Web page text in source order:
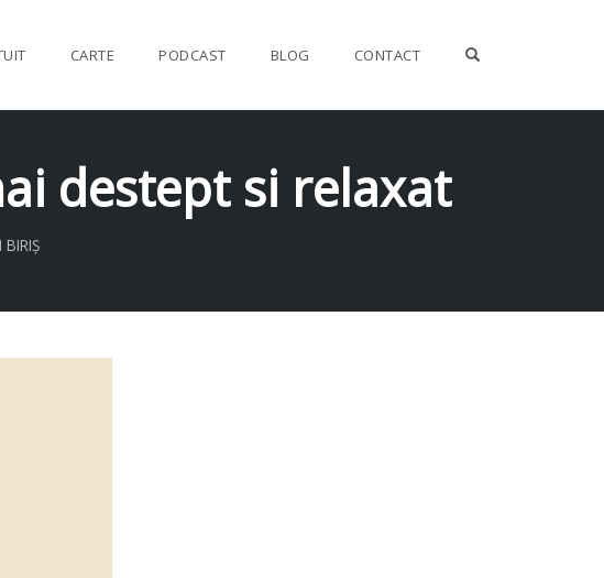
CARTE PODCAST BLOG CONTACT
destept si relaxat
BIRIȘ